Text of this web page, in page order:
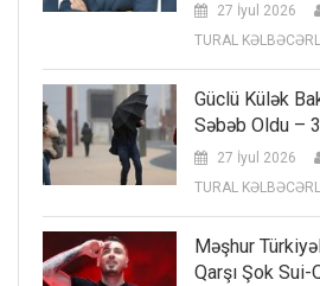
27 İyul 2026
TURAL
Güclü Külək
Səbəb Oldu –
27 İyul 2026
TURAL
Məşhur
Qarşı Şok Sui-